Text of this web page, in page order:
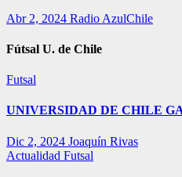
Abr 2, 2024 Radio AzulChile
Fútsal U. de Chile
Futsal
UNIVERSIDAD DE CHILE
Dic 2, 2024 Joaquín Rivas
Actualidad Futsal